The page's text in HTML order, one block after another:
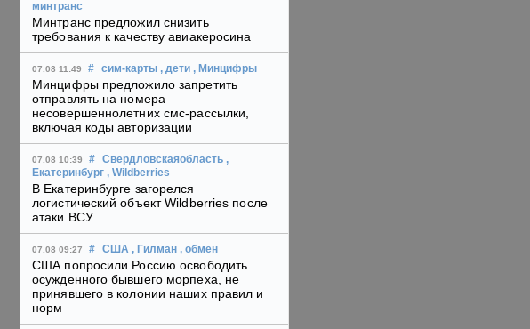
минтранс
Минтранс предложил снизить
требования к качеству авиакеросина
07.08 11:49 # сим-карты , дети , Минцифры
Минцифры предложило запретить
отправлять на номера
несовершеннолетних смс-рассылки,
включая коды авторизации
07.08 10:39 # Свердловскаяобласть ,
Екатеринбург , Wildberries
В Екатеринбурге загорелся
логистический объект Wildberries после
атаки ВСУ
07.08 09:27 # США , Гилман , обмен
США попросили Россию освободить
осужденного бывшего морпеха, не
принявшего в колонии наших правил и
норм